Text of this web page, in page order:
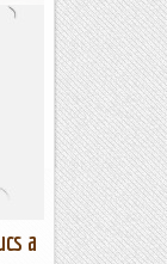
cap
a